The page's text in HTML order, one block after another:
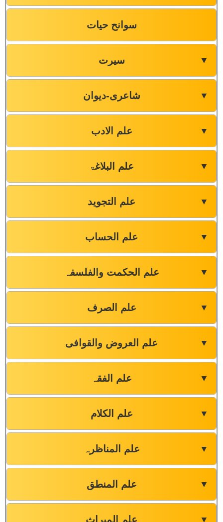
سوانح حیات
سیرت ▼
شاعری-دیوان ▼
علم الادب ▼
علم البلاغۃ ▼
علم التجوید ▼
علم الحساب ▼
علم الحکمت والفلسفہ ▼
علم الصرف ▼
علم العروض والقوافی ▼
علم الفقہ ▼
علم الکلام ▼
علم المناظرہ ▼
علم المنطق ▼
علم المیراث ▼